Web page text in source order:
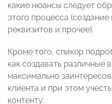
какие нюансы следует
этого процесса
реквизитов и прочее).
Кроме того, спикер
как создавать различные
максимально
клиента и при этом
контенту.